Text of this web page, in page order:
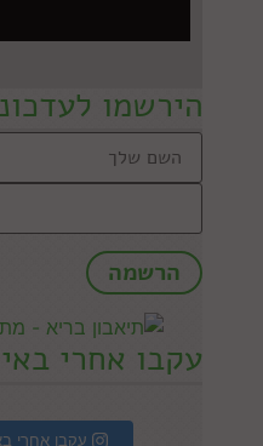
הירשמו
עקבו אחרי
עקבו אחרי